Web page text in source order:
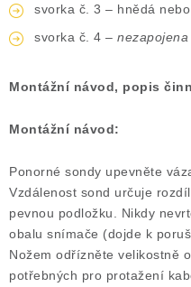
svorka č. 3 – hnědá
svorka č. 4 – nezapojena
Montážní návod, popis
Montážní návod:
Ponorné sondy upevněte
Vzdálenost sond určuje
pevnou podložku. Nikdy
obalu snímače (dojde k
Nožem odřízněte velikostně
potřebných pro protažení